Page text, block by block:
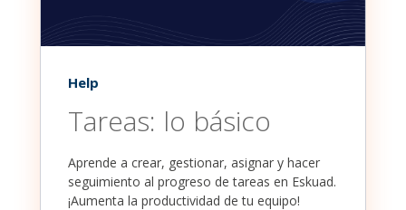
Help
Tareas: lo básico
Aprende a crear, gestionar, asignar y hacer
seguimiento al progreso de tareas en Eskuad.
¡Aumenta la productividad de tu equipo!